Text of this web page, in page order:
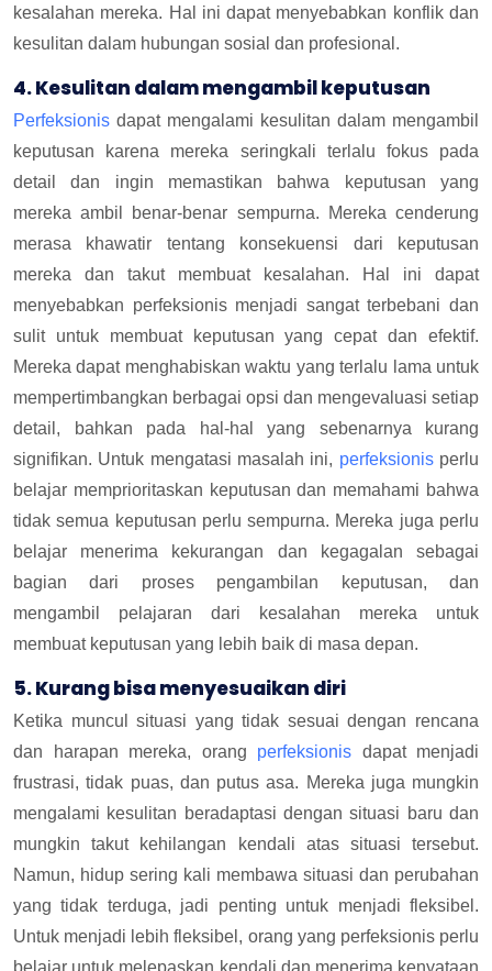
kesalahan mereka. Hal ini dapat menyebabkan konflik dan
kesulitan dalam hubungan sosial dan profesional.
4. Kesulitan dalam mengambil keputusan
Perfeksionis dapat mengalami kesulitan dalam mengambil
keputusan karena mereka seringkali terlalu fokus pada
detail dan ingin memastikan bahwa keputusan yang
mereka ambil benar-benar sempurna. Mereka cenderung
merasa khawatir tentang konsekuensi dari keputusan
mereka dan takut membuat kesalahan. Hal ini dapat
menyebabkan perfeksionis menjadi sangat terbebani dan
sulit untuk membuat keputusan yang cepat dan efektif.
Mereka dapat menghabiskan waktu yang terlalu lama untuk
mempertimbangkan berbagai opsi dan mengevaluasi setiap
detail, bahkan pada hal-hal yang sebenarnya kurang
signifikan. Untuk mengatasi masalah ini, perfeksionisperlu
belajar memprioritaskan keputusan dan memahami bahwa
tidak semua keputusan perlu sempurna. Mereka juga perlu
belajar menerima kekurangan dan kegagalan sebagai
bagian dari proses pengambilan keputusan, dan
mengambil pelajaran dari kesalahan mereka untuk
membuat keputusan yang lebih baik di masa depan.
5. Kurang bisa menyesuaikan diri
Ketika muncul situasi yang tidak sesuai dengan rencana
dan harapan mereka, orang perfeksionis dapat menjadi
frustrasi, tidak puas, dan putus asa. Mereka juga mungkin
mengalami kesulitan beradaptasi dengan situasi baru dan
mungkin takut kehilangan kendali atas situasi tersebut.
Namun, hidup sering kali membawa situasi dan perubahan
yang tidak terduga, jadi penting untuk menjadi fleksibel.
Untuk menjadi lebih fleksibel, orang yang perfeksionis perlu
belajar untuk melepaskan kendali dan menerima kenyataan